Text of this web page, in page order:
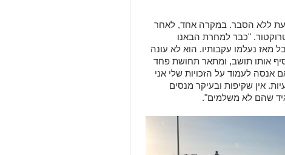
ללא הסבר. במקרה אחד, לאחר
"כבר למחרת הבאנו
מאז נעלמו עקבותיו. הוא לא עונה
אותו תושב, ומתאר תחושת פחד
אנסה לעמוד על הזכויות שלי אני
אין שקיפות ובעיקר מנסים
שהם לא משלמים".